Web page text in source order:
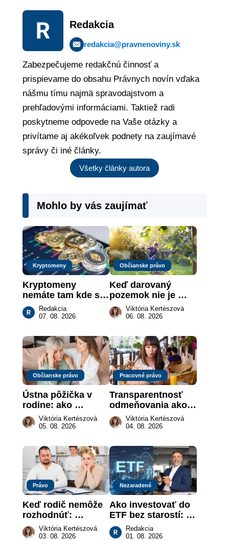
Redakcia
redakcia@pravnenoviny.sk
Zabezpečujeme redakčnú činnosť a
prispievame do obsahu Právnych novín vďaka
nášmu tímu najmä spravodajstvom a
prehľadovými informáciami. Taktiež radi
poskytneme odpovede na Vaše otázky a
privítame aj akékoľvek podnety na zaujímavé
správy či iné články.
Všetky články autora
Mohlo by vás zaujímať
Kryptomeny
Kryptomeny
nemáte tam kde si
myslíte: Viete, kde
sa naozaj
Redakcia
07. 08. 2026
Občianske právo
Keď darovaný
pozemok nie je
„hotová vec“: kedy
môže darca žiadať
Viktória Kertészová
06. 08. 2026
Občianske právo
Ústna pôžička v
rodine: ako
vymôcť peniaze,
keď na papieri nie
Viktória Kertészová
05. 08. 2026
Pracovné právo
Transparentnosť
odmeňovania ako
právna povinnosť:
revolúcia na
práce
Viktória Kertészová
04. 08. 2026
Právo
Keď rodič nemôže
rozhodnúť:
nahradenie prejavu
vôle súdom v
Viktória Kertészová
03. 08. 2026
Nezaradené
Ako investovať do
ETF bez starostí:
Investičné plány,
ktoré urobia prácu
Redakcia
01. 08. 2026